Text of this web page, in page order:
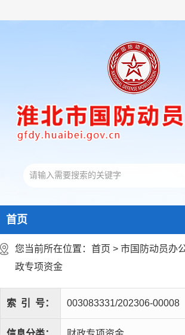
首页
您当前所在位置： 首页 > 市国防动员办
政专项资金
索 引 号： 003083331/202306-00008